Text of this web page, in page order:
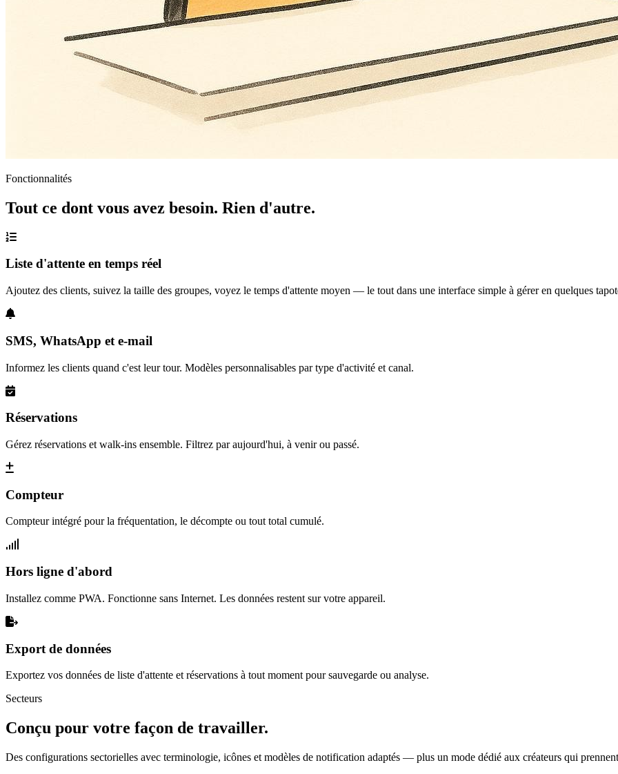
Fonctionnalités
Tout ce dont vous avez besoin. Rien d'autre.
Liste d'attente en temps réel
Ajoutez des clients, suivez la taille des groupes, voyez le temps d'attente moyen — le tout dans une interface simple à gérer en quelques
SMS, WhatsApp et e-mail
Informez les clients quand c'est leur tour. Modèles personnalisables par type d'activité et canal.
Réservations
Gérez réservations et walk-ins ensemble. Filtrez par aujourd'hui, à venir ou passé.
Compteur
Compteur intégré pour la fréquentation, le décompte ou tout total cumulé.
Hors ligne d'abord
Installez comme PWA. Fonctionne sans Internet. Les données restent sur votre appareil.
Export de données
Exportez vos données de liste d'attente et réservations à tout moment pour sauvegarde ou analyse.
Secteurs
Conçu pour votre façon de travailler.
Des configurations sectorielles avec terminologie, icônes et modèles de notification adaptés — plus un mode dédié aux créateurs qui